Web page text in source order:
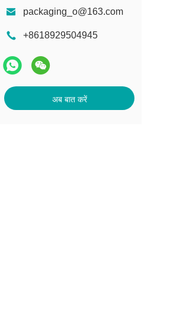
packaging_o@163.com
+8618929504945
अब बात करें